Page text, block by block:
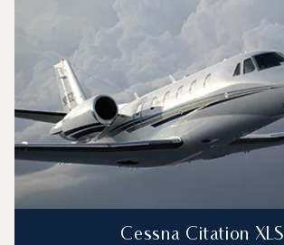
Cessna Citation XLS